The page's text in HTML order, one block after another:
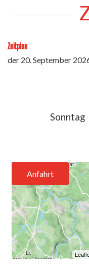
Zeitplan
der 20. September
Sonntag
Anfahrt